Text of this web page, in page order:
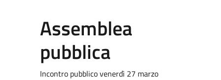
Assemblea
pubblica
Incontro pubblico venerdì 27 marzo